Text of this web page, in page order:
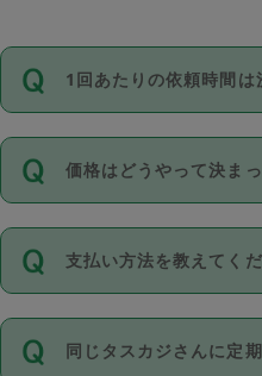
1回あたりの依頼時間は
依頼1回につき3時間固
い。機能をご利用いた
が必要です。なお、3
価格はどうやって決ま
11種類の価格帯の中か
タスカジさんの価格設
除々に設定可能な最高
支払い方法を教えてく
お支払方法はクレジッ
Club）のみとなります
同じタスカジさんに定